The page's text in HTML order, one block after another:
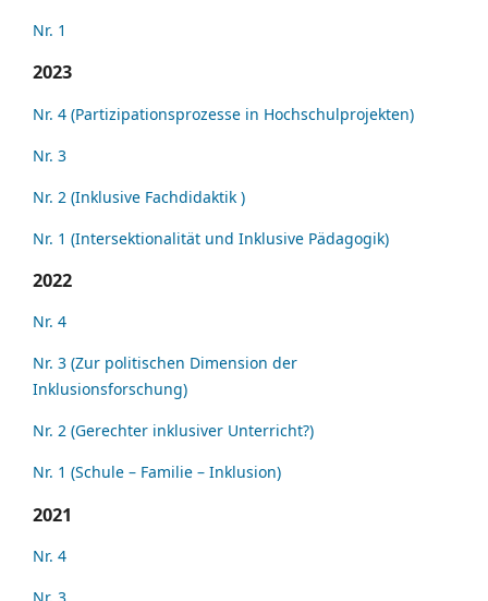
Nr. 1
2023
Nr. 4 (Partizipationsprozesse in Hochschulprojekten)
Nr. 3
Nr. 2 (Inklusive Fachdidaktik )
Nr. 1 (Intersektionalität und Inklusive Pädagogik)
2022
Nr. 4
Nr. 3 (Zur politischen Dimension der
Inklusionsforschung)
Nr. 2 (Gerechter inklusiver Unterricht?)
Nr. 1 (Schule – Familie – Inklusion)
2021
Nr. 4